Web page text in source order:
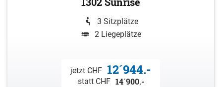
3 Sitzplätze
2 Liegeplätze
jetzt CHF 12´944.-
statt CHF 14´900.-